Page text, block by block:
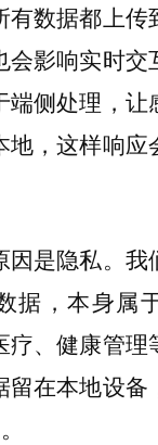
有数据都上传
影响实时交
端侧处理，让
地，这样响应
因是隐私。我
据，本身属
疗、健康管理
留在本地设备